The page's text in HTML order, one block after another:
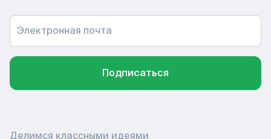
Электронная почта
Подписаться
Делимся классными идеями